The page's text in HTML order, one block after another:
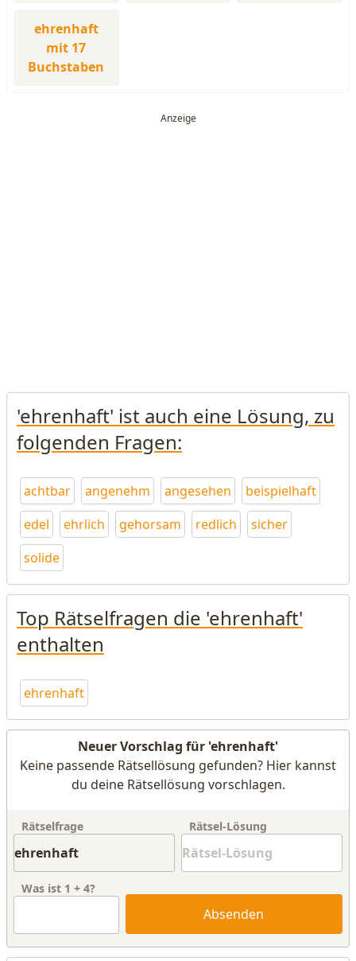
ehrenhaft
mit 17
Buchstaben
'ehrenhaft' ist auch eine Lösung, zu
folgenden Fragen:
achtbar angenehm angesehen
beispielhaft
edel
ehrlich gehorsam redlich
sicher
solide
Top Rätselfragen die 'ehrenhaft'
enthalten
ehrenhaft
Neuer Vorschlag für 'ehrenhaft'
Keine passende Rätsellösung gefunden? Hier kannst
du deine Rätsellösung vorschlagen.
Rätselfrage Rätsel-Lösung
Was ist 1 + 4?
Absenden